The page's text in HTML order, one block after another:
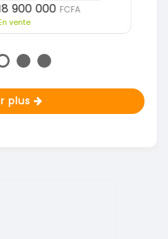
900 000 FCFA
vente
plus